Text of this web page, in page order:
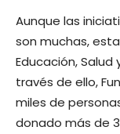
Aunque las
son muchas,
Educación,
través de ello,
miles de
donado más de